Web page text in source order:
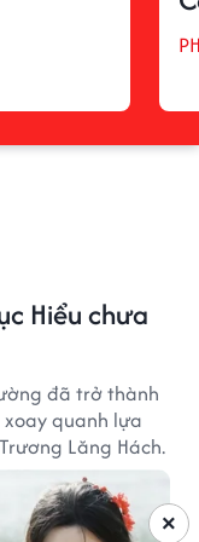
Hiểu chưa
đã trở thành
quanh lựa
Lăng Hách.
×